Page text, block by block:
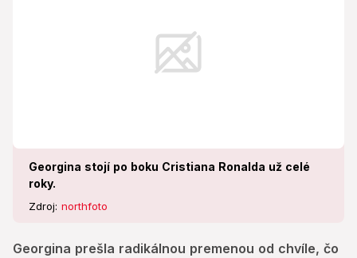
Georgina stojí po boku Cristiana Ronalda už celé
roky.
Zdroj: northfoto
Georgina prešla radikálnou premenou od chvíle, čo